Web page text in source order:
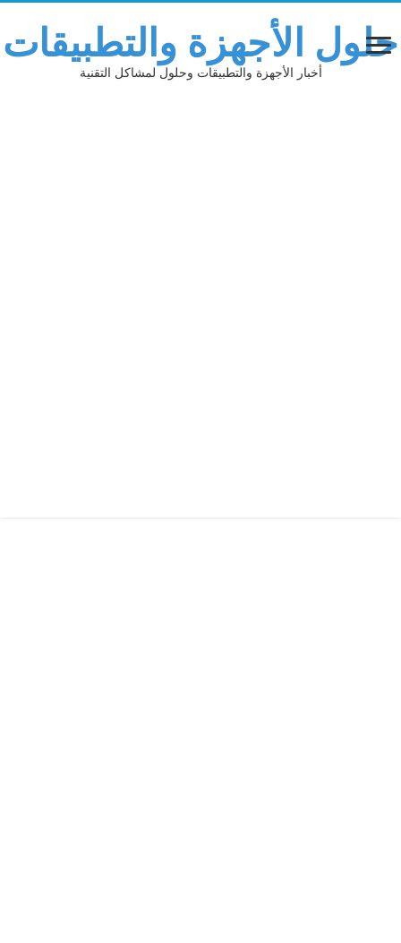
حلول الأجهزة والتطبيقات
أخبار الأجهزة والتطبيقات وحلول لمشاكل التقنية